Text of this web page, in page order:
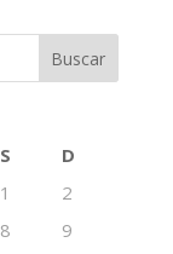
S
D
1
2
8
9